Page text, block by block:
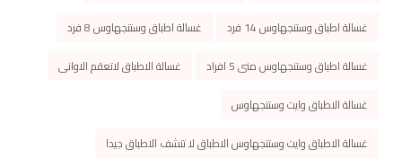
غسالة اطباق وستنجهاوس 14 فرد
غسالة اطباق وستنجهاوس 8 فرد
غسالة اطباق وستنجهاوس منى 5 افراد
غسالة الاطباق لاتعقم الاوانى
غسالة الاطباق وايت وستنجهاوس
غسالة الاطباق وايت وستنجهاوس الاطباق لا تنشف الاطباق جيدا